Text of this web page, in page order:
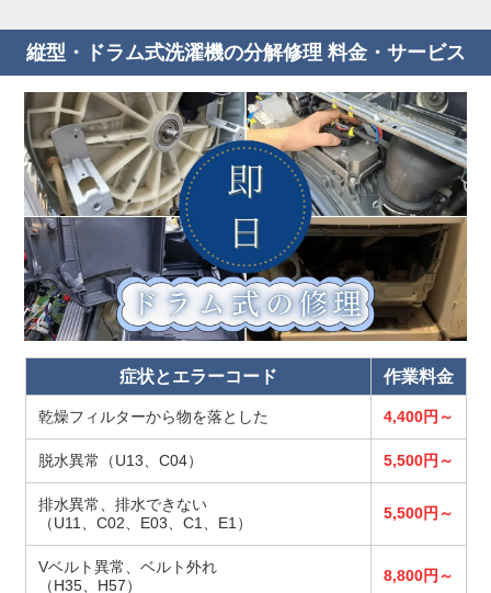
縦型・ドラム式洗濯機の分解修理 料金・サービス
症状とエラーコード 作業料金
乾燥フィルターから物を落とした 4,400円～
脱水異常（U13、C04） 5,500円～
排水異常、排水できない
（U11、C02、E03、C1、E1）
5,500円～
Vベルト異常、ベルト外れ
（H35、H57）
8,800円～